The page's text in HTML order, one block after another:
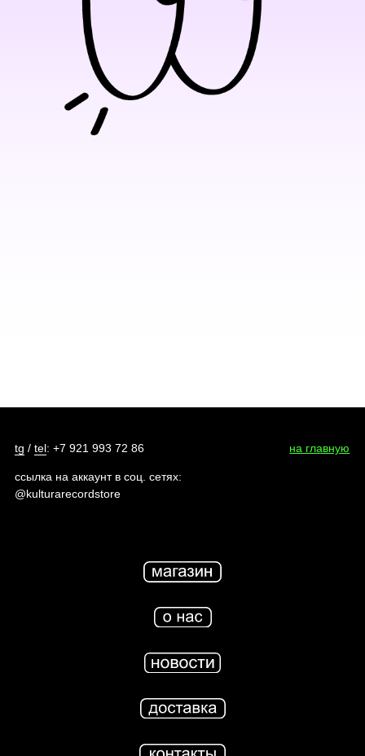
на главную
ссылка на аккаунт в соц. сетях:
@kulturarecordstore
tg / tel: +7 921 993 72 86